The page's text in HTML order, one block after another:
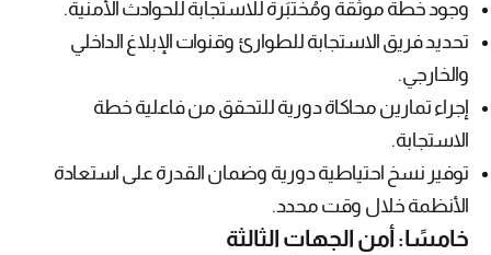
وجود خطة موثَّقة ومُختبَرة للاستجابة للحوادث الأمنية.
تحديد فريق الاستجابة للطوارئ وقنوات الإبلاغ الداخلي
والخارجي.
إجراء تمارين محاكاة دورية للتحقق من فاعلية خطة
الاستجابة.
توفير نسخ احتياطية دورية وضمان القدرة على استعادة
الأنظمة خلال وقت محدد.
خامسًا: أمن الجهات الثالثة